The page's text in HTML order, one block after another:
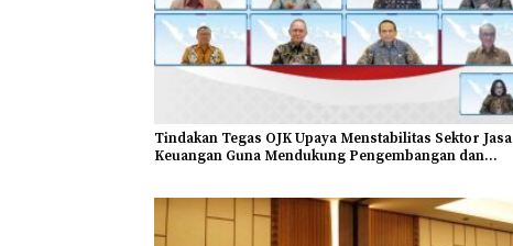
Tindakan Tegas OJK Upaya Menstabilitas Sektor Jasa
Keuangan Guna Mendukung Pengembangan dan